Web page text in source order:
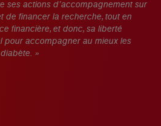
d’être bien prise en charge par
par mes proches. Je m’appuie
et contenus proposés par la
et notamment sur les
envie de cuisiner !
car cela m’aide beaucoup de me